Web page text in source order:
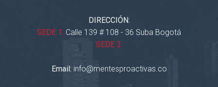
DIRECCIÓN:
SEDE 1: Calle 139 # 108 - 36 Suba Bogotá
SEDE 2:
Email: info@mentesproactivas.co